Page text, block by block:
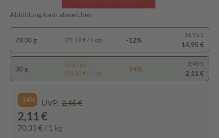
Abbildung kann abweichen
7X30 g (71,19 € / 1 kg) -12%
16,95 €
14,95 €
30 g
Spartipp
(70,33 € / 1 kg)
-14%
2,45 €
2,11 €
-14% UVP: 2,45 €
2,11 €
70,33 € / 1 kg